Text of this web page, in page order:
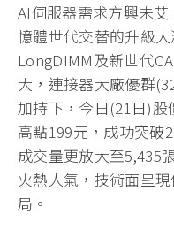
AI伺服器需求方興未
憶體世代交替的升級大
LongDIMM及新世代
大，連接器大廠優群
加持下，今日(21日)
高點199元，成功突破
成交量更放大至5,435
火熱人氣，技術面呈
局。